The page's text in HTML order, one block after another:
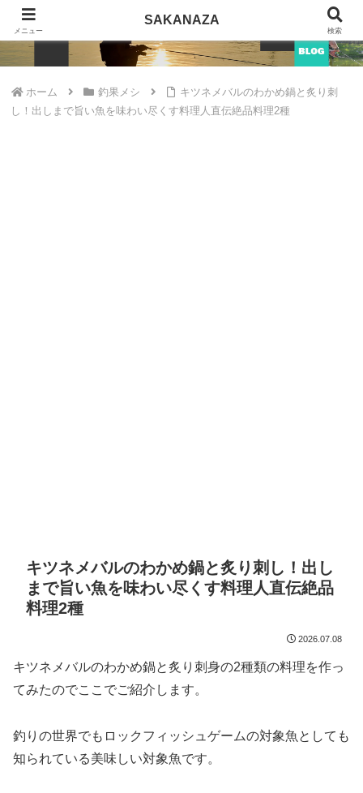
SAKANAZA
ホーム 釣果メシ
キツネメバルのわかめ鍋と炙り刺
し！出しまで旨い魚を味わい尽くす料理人直伝絶品料理2種
キツネメバルのわかめ鍋と炙り刺し！出し
まで旨い魚を味わい尽くす料理人直伝絶品
料理2種
2026.07.08
キツネメバルのわかめ鍋と炙り刺身の2種類の料理を作っ
てみたのでここでご紹介します。
釣りの世界でもロックフィッシュゲームの対象魚としても
知られている美味しい対象魚です。
メニュー
SAKANAZA
検索